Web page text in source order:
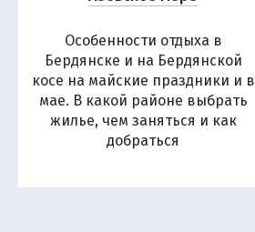
Особенности отдыха в
Бердянске и на Бердянской
косе на майские праздники и в
мае. В какой районе выбрать
жилье, чем заняться и как
добраться